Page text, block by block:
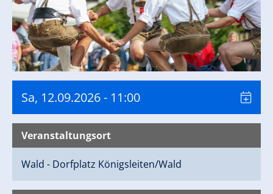
Sa, 12.09.2026- 11:00
Veranstaltungsort
Wald - Dorfplatz Königsleiten/Wald